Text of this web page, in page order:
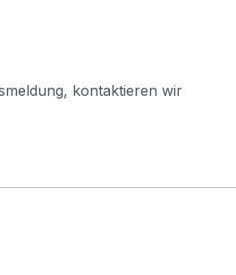
kontaktieren wir